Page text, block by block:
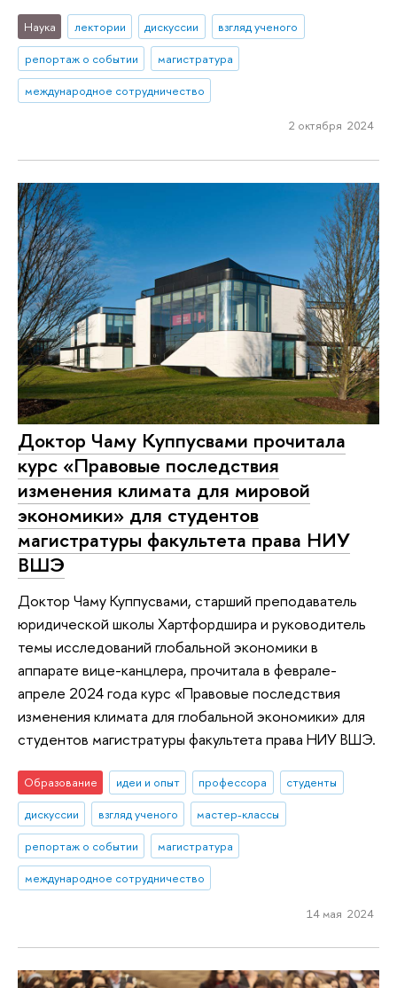
Наука лектории дискуссии
взгляд ученого
репортаж о событии
магистратура
международное сотрудничество
2 октября 2024
Доктор Чаму Куппусвами прочитала
курс «Правовые последствия
изменения климата для мировой
экономики» для студентов
магистратуры факультета права НИУ
ВШЭ
Доктор Чаму Куппусвами, старший преподаватель
юридической школы Хартфордшира и руководитель
темы исследований глобальной экономики в
аппарате вице-канцлера, прочитала в феврале-
апреле 2024 года курс «Правовые последствия
изменения климата для глобальной экономики» для
студентов магистратуры факультета права НИУ ВШЭ.
Образование идеи и опыт профессора
студенты
дискуссии
взгляд ученого
мастер-классы
репортаж о событии
магистратура
международное сотрудничество
14 мая 2024